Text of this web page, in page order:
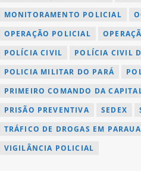
MONITORAMENTO POLICIAL
OPERAÇÃO POLICIAL
POLÍCIA CIVIL
POLÍCIA CIVIL
POLICIA MILITAR DO PARÁ
PRIMEIRO COMANDO DA
PRISÃO PREVENTIVA
SEDEX
TRÁFICO DE DROGAS EM
VIGILÂNCIA POLICIAL